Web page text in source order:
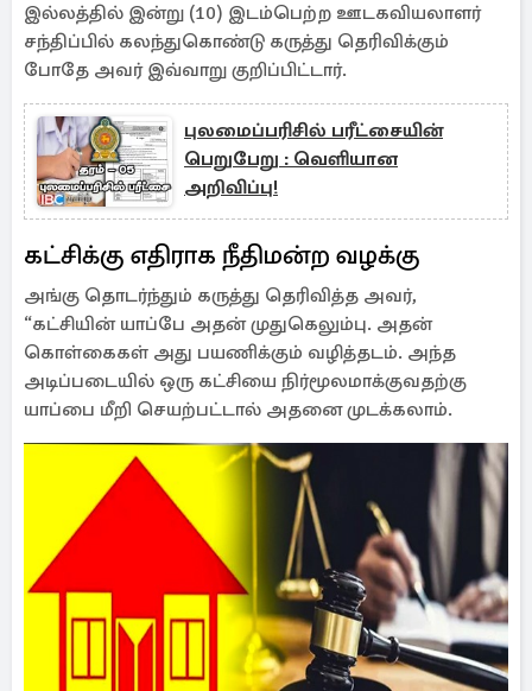
இல்லத்தில் இன்று (10) இடம்பெற்ற ஊடகவியலாளர்
சந்திப்பில் கலந்துகொண்டு கருத்து தெரிவிக்கும்
போதே அவர் இவ்வாறு குறிப்பிட்டார்.
புலமைப்பரிசில் பரீட்சையின்
பெறுபேறு : வெளியான
அறிவிப்பு!
கட்சிக்கு எதிராக நீதிமன்ற வழக்கு
அங்கு தொடர்ந்தும் கருத்து தெரிவித்த அவர்,
“கட்சியின் யாப்பே அதன் முதுகெலும்பு. அதன்
கொள்கைகள் அது பயணிக்கும் வழித்தடம். அந்த
அடிப்படையில் ஒரு கட்சியை நிர்மூலமாக்குவதற்கு
யாப்பை மீறி செயற்பட்டால் அதனை முடக்கலாம்.